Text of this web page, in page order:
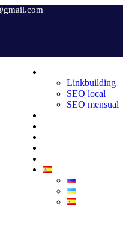
Linkbuilding
SEO local
SEO mensual